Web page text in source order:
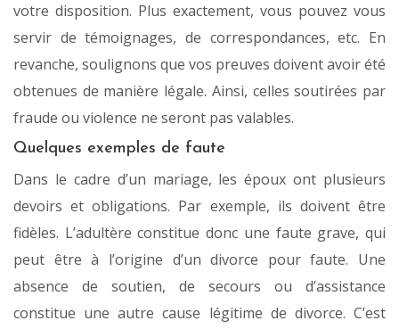
votre disposition. Plus exactement, vous pouvez vous
servir de témoignages, de correspondances, etc. En
revanche, soulignons que vos preuves doivent avoir été
obtenues de manière légale. Ainsi, celles soutirées par
fraude ou violence ne seront pas valables.
Quelques exemples de faute
Dans le cadre d’un mariage, les époux ont plusieurs
devoirs et obligations. Par exemple, ils doivent être
fidèles. L’adultère constitue donc une faute grave, qui
peut être à l’origine d’un divorce pour faute. Une
absence de soutien, de secours ou d’assistance
constitue une autre cause légitime de divorce. C’est